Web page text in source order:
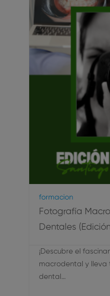
Formacion
Fotografía
Dentales
¡Descubre el
macrodental y lleva
dental…